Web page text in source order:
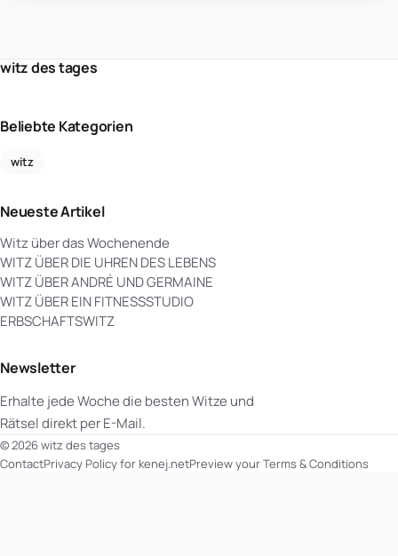
witz des tages
Beliebte Kategorien
witz
Neueste Artikel
Witz über das Wochenende
WITZ ÜBER DIE UHREN DES LEBENS
WITZ ÜBER ANDRÉ UND GERMAINE
WITZ ÜBER EIN FITNESSSTUDIO
ERBSCHAFTSWITZ
Newsletter
Erhalte jede Woche die besten Witze und
Rätsel direkt per E-Mail.
© 2026 witz des tages
ContactPrivacy Policy for kenej.netPreview your Terms & Conditions